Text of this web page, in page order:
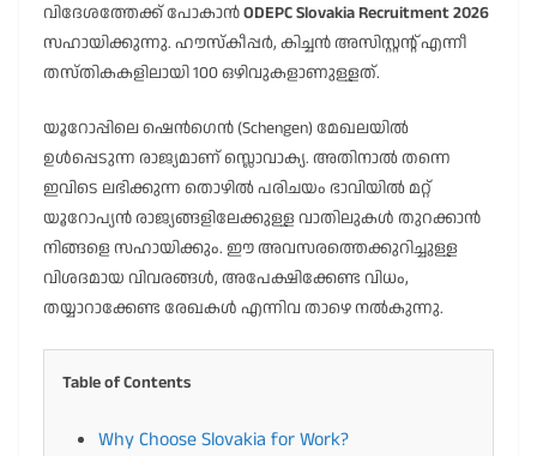
വിദേശത്തേക്ക് പോകാൻODEPC Slovakia Recruitment 2026
സഹായിക്കുന്നു. ഹൗസ്‌കീപ്പർ, കിച്ചൻ അസിസ്റ്റന്റ് എന്നീ
തസ്തികകളിലായി 100 ഒഴിവുകളാണുള്ളത്.
യൂറോപ്പിലെ ഷെൻഗെൻ (Schengen) മേഖലയിൽ
ഉൾപ്പെടുന്ന രാജ്യമാണ് സ്ലൊവാക്യ. അതിനാൽ തന്നെ
ഇവിടെ ലഭിക്കുന്ന തൊഴിൽ പരിചയം ഭാവിയിൽ മറ്റ്
യൂറോപ്യൻ രാജ്യങ്ങളിലേക്കുള്ള വാതിലുകൾ തുറക്കാൻ
നിങ്ങളെ സഹായിക്കും. ഈ അവസരത്തെക്കുറിച്ചുള്ള
വിശദമായ വിവരങ്ങൾ, അപേക്ഷിക്കേണ്ട വിധം,
തയ്യാറാക്കേണ്ട രേഖകൾ എന്നിവ താഴെ നൽകുന്നു.
Table of Contents
Why Choose Slovakia for Work?